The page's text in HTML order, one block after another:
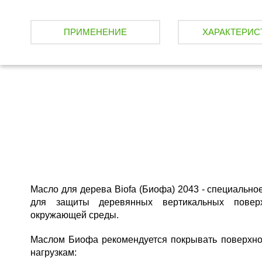
ПРИМЕНЕНИЕ
Масло для дерева Biofa (Биофа) 2043 -
для защиты деревянных вертикальных
окружающей среды.
Маслом Биофа рекомендуется покрывать
нагрузкам: